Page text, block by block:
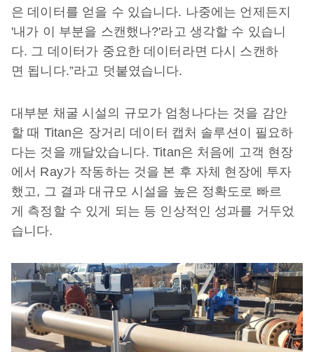
은 데이터를 얻을 수 있습니다. 나중에는 언제든지
'내가 이 부분을 스캔했나?'라고 생각할 수 있습니
다. 그 데이터가 중요한 데이터라면 다시 스캔하
면 됩니다.”라고 덧붙였습니다.
대부분 채굴 시설의 규모가 엄청나다는 것을 감안
할 때 Titan은 장거리 데이터 캡처 솔루션이 필요하
다는 것을 깨달았습니다. Titan은 처음에 고객 현장
에서 Ray가 작동하는 것을 본 후 자체 현장에 투자
했고, 그 결과 대규모 시설을 높은 정확도로 빠르
게 측정할 수 있게 되는 등 인상적인 성과를 거두었
습니다.